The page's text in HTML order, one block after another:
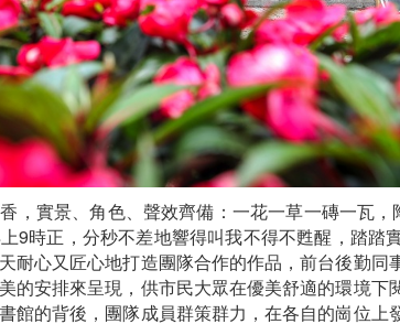
，實景、角色、聲效齊備：一花一草一磚一瓦
9時正，分秒不差地響得叫我不得不甦醒，踏踏
耐心又匠心地打造團隊合作的作品，前台後勤
的安排來呈現，供市民大眾在優美舒適的環境
館的背後，團隊成員群策群力，在各自的崗位